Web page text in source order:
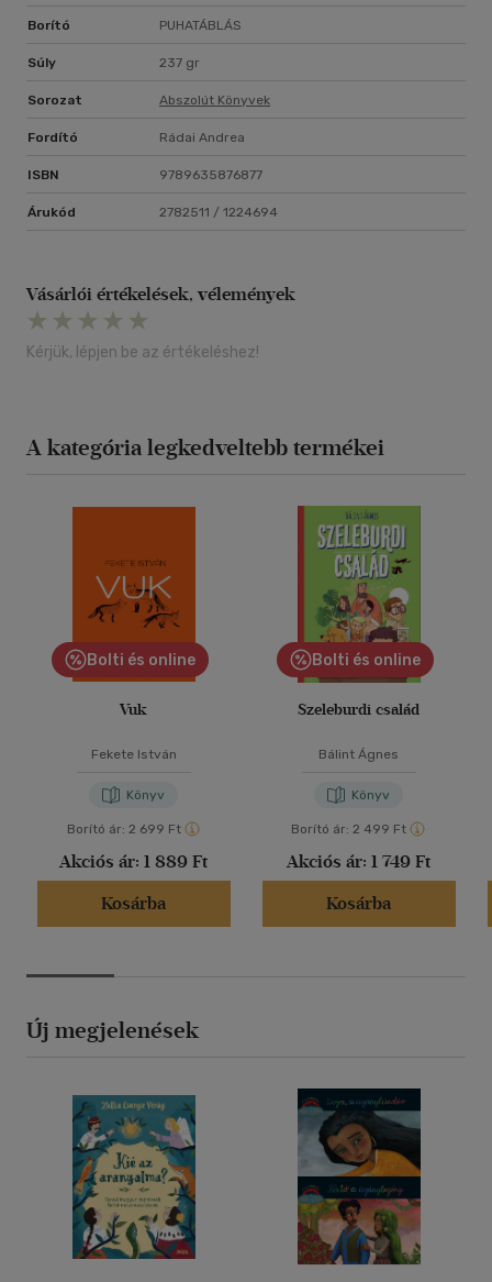
Borító PUHATÁBLÁS
Súly 237 gr
Sorozat Abszolút Könyvek
Fordító Rádai Andrea
ISBN 9789635876877
Árukód 2782511 / 1224694
Vásárlói értékelések, vélemények
Kérjük, lépjen be az értékeléshez!
A kategória legkedveltebb termékei
Bolti és online
Vuk
Fekete István
Könyv
Borító ár: 2 699 Ft
Akciós ár: 1 889 Ft
Kosárba
Bolti és online
Szeleburdi család
Bálint Ágnes
Könyv
Borító ár: 2 499 Ft
Akciós ár: 1 749 Ft
Kosárba
Új megjelenések